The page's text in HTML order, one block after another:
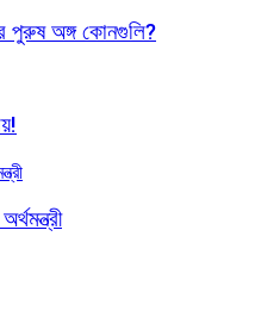
পুরুষ অঙ্গ কোনগুলি?